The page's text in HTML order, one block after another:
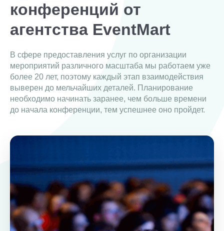
конференций от
агентства EventMart
В сфере предоставления услуг по организации
мероприятий различного масштаба мы работаем уже
более 20 лет, поэтому каждый этап взаимодействия
выверен до мельчайших деталей. Планирование
необходимо начинать заранее, чем больше времени
до начала конференции, тем успешнее оно пройдет.